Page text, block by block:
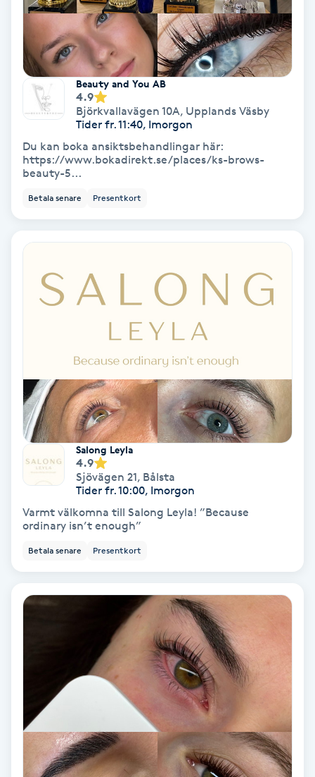
Läpptatuering
Makeup
Massage
Medial vägledning
Meditation
Melasma
Microshading
Mixfransar
Nagelförlängning akryl
Nagelförlängning gelé
Nagelförlängning glasfiber
Beauty and You AB
4.9
Björkvallavägen 10A, Upplands Väsby
Tider fr. 11:40, Imorgon
Du kan boka ansiktsbehandlingar här:
https://www.bokadirekt.se/places/ks-brows-
beauty-5...
Betala senare Presentkort
Salong Leyla
4.9
Sjövägen 21, Bålsta
Tider fr. 10:00, Imorgon
Varmt välkomna till Salong Leyla! ”Because
ordinary isn’t enough”
Betala senare Presentkort